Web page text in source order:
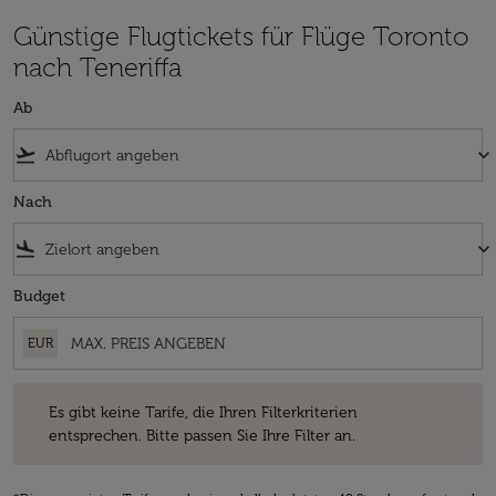
Günstige Flugtickets für Flüge Toronto
nach Teneriffa
Ab
flight_takeoff keyboard_arrow_down
Nach
flight_land keyboard_arrow_down
Budget
EUR
Es gibt keine Tarife, die Ihren Filterkriterien
entsprechen. Bitte passen Sie Ihre Filter an.